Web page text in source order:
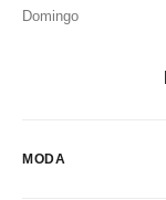
Domingo
MODA